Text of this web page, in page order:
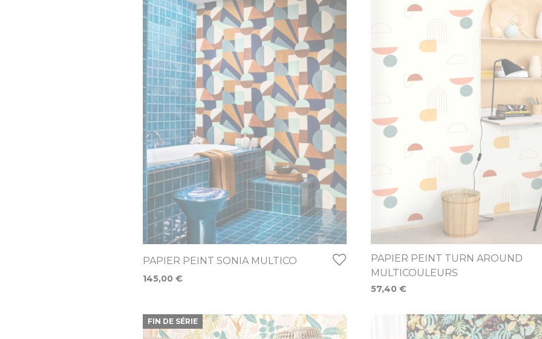
PAPIER PEINT SONIA MULTICO
145,00 €
PAPIER PEINT TURN AROUND
MULTICOULEURS
57,40 €
FIN DE SÉRIE